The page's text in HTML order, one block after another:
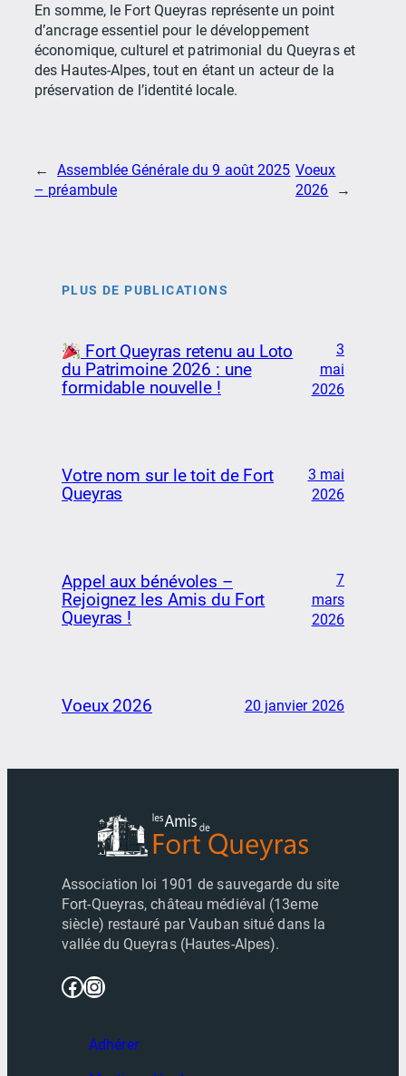
En somme, le Fort Queyras représente un point
d’ancrage essentiel pour le développement
économique, culturel et patrimonial du Queyras et
des Hautes-Alpes, tout en étant un acteur de la
préservation de l’identité locale.
←
Assemblée Générale du 9 août 2025
– préambule
Voeux
2026
→
PLUS DE PUBLICATIONS
Fort Queyras retenu au Loto
du Patrimoine 2026 : une
formidable nouvelle !
3
mai
2026
Votre nom sur le toit de Fort
Queyras
3 mai
2026
Appel aux bénévoles –
Rejoignez les Amis du Fort
Queyras !
7
mars
2026
Voeux 2026 20 janvier 2026
Association loi 1901 de sauvegarde du site
Fort-Queyras, château médiéval (13eme
siècle) restauré par Vauban situé dans la
vallée du Queyras (Hautes-Alpes).
Facebook Instagram
Adhérer